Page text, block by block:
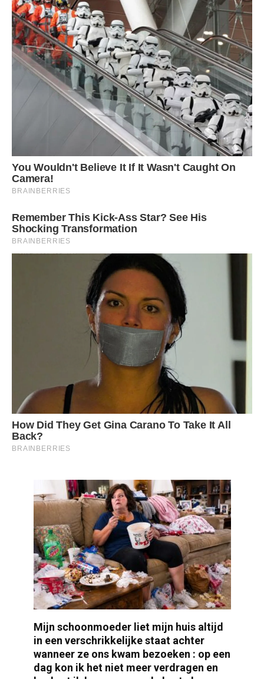
Mijn schoonmoeder liet mijn huis altijd
in een verschrikkelijke staat achter
wanneer ze ons kwam bezoeken : op een
dag kon ik het niet meer verdragen en